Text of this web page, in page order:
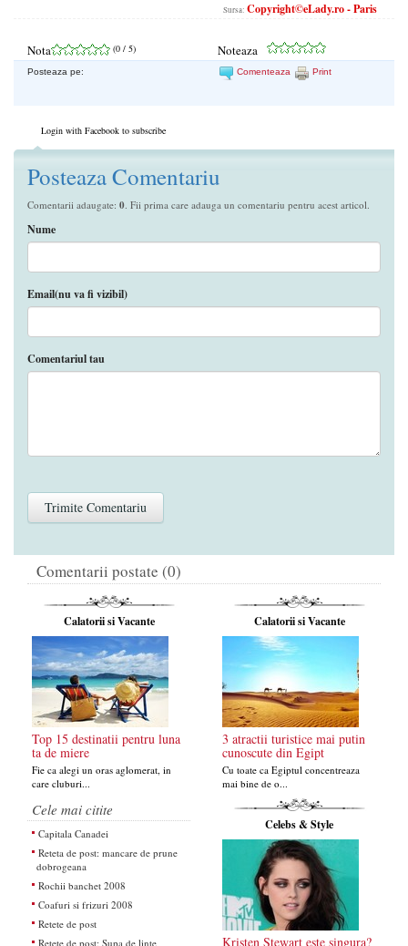
Sursa: Copyright©eLady.ro - Paris
Nota (0 / 5) Noteaza
Posteaza pe: Comenteaza Print
Login with Facebook to subscribe
Posteaza Comentariu
Comentarii adaugate: 0. Fii prima care adauga un comentariu pentru acest articol.
Nume
Email(nu va fi vizibil)
Comentariul tau
Comentarii postate (0)
Calatorii si Vacante
Top 15 destinatii pentru luna
ta de miere
Fie ca alegi un oras aglomerat, in
care cluburi...
Calatorii si Vacante
3 atractii turistice mai putin
cunoscute din Egipt
Cu toate ca Egiptul concentreaza
mai bine de o...
Cele mai citite
Capitala Canadei
Reteta de post: mancare de prune
dobrogeana
Rochii banchet 2008
Coafuri si frizuri 2008
Retete de post
Retete de post: Supa de linte
Celebs & Style
Kristen Stewart este singura?